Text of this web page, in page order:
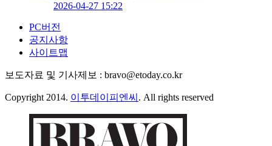
2026-04-27 15:22
PC버전
공지사항
사이트맵
보도자료 및 기사제보 : bravo@etoday.co.kr
Copyright 2014. 이투데이피엔씨 . All rights reserved